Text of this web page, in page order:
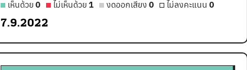
เห็นด้วย 0 ไม่เห็นด้วย 1 งดออกเสียง 0 ไม่ลงคะแนน 0
7.9.2022